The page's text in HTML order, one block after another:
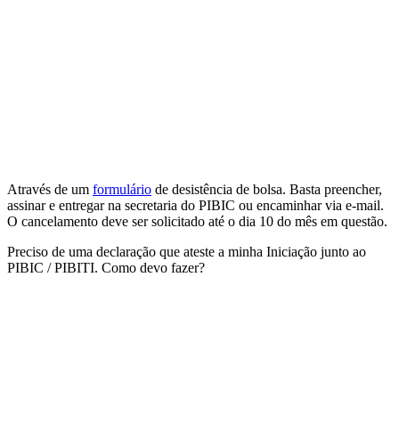
Através de um formulário de desistência de bolsa. Basta preencher,
assinar e entregar na secretaria do PIBIC ou encaminhar via e-mail.
O cancelamento deve ser solicitado até o dia 10 do mês em questão.
Preciso de uma declaração que ateste a minha Iniciação junto ao
PIBIC / PIBITI. Como devo fazer?